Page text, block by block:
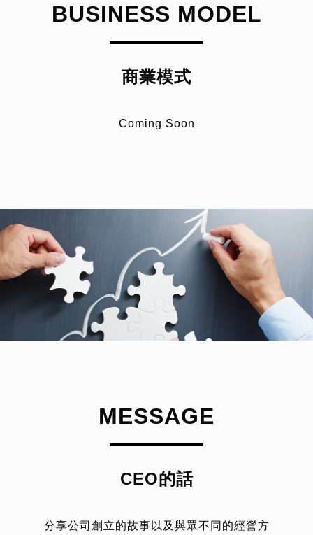
BUSINESS MODEL
商業模式
Coming Soon
MESSAGE
CEO的話
分享公司創立的故事以及與眾不同的經營方